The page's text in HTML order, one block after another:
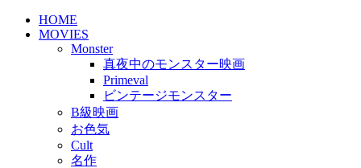
HOME
MOVIES
Monster
真夜中のモンスター映画
Primeval
ビンテージモンスター
B級映画
お色気
Cult
名作